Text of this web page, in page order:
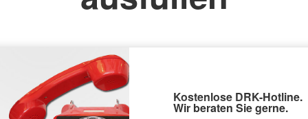
Kostenlose DRK-Hotline.
Wir beraten Sie gerne.